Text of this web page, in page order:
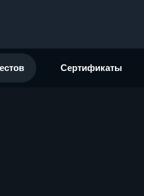
Сертификаты